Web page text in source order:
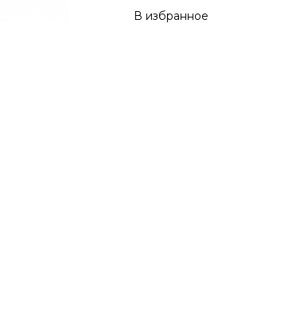
В избранное